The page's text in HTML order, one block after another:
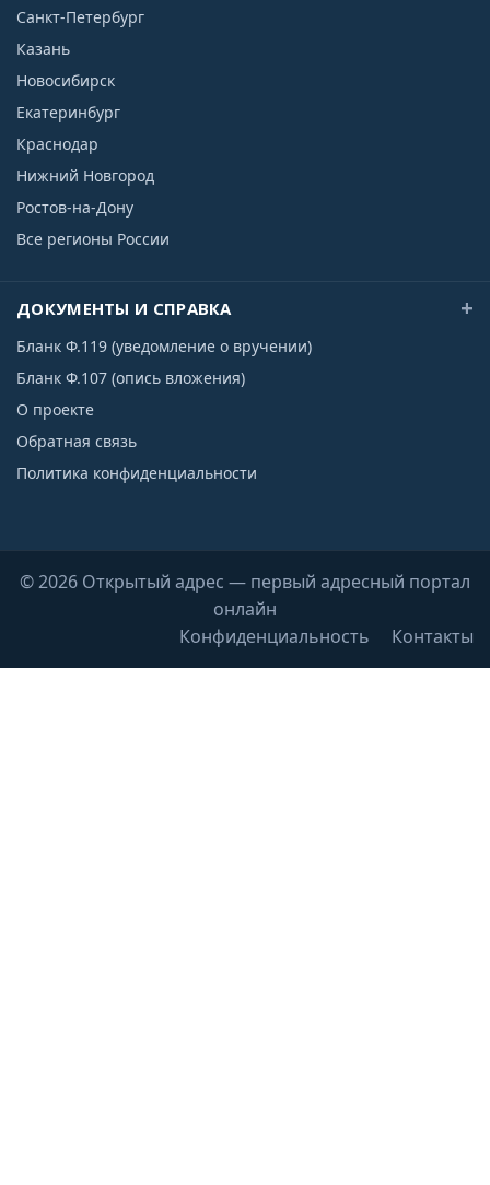
Санкт-Петербург
Казань
Новосибирск
Екатеринбург
Краснодар
Нижний Новгород
Ростов-на-Дону
Все регионы России
ДОКУМЕНТЫ И СПРАВКА
Бланк Ф.119 (уведомление о вручении)
Бланк Ф.107 (опись вложения)
О проекте
Обратная связь
Политика конфиденциальности
© 2026 Открытый адрес — первый адресный портал
онлайн
Конфиденциальность
Контакты